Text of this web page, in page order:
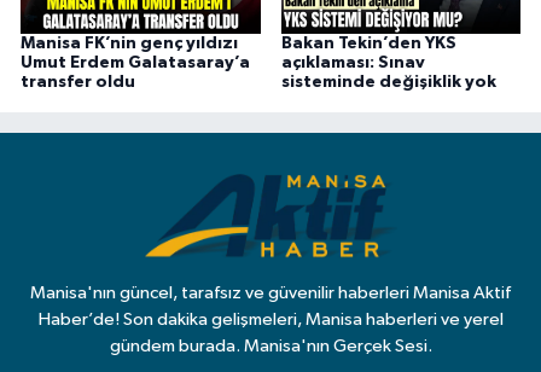
Manisa FK’nin genç yıldızı
Umut Erdem Galatasaray’a
transfer oldu
Bakan Tekin’den YKS
açıklaması: Sınav
sisteminde değişiklik yok
Manisa'nın güncel, tarafsız ve güvenilir haberleri Manisa Aktif
Haber’de! Son dakika gelişmeleri, Manisa haberleri ve yerel
gündem burada. Manisa'nın Gerçek Sesi.